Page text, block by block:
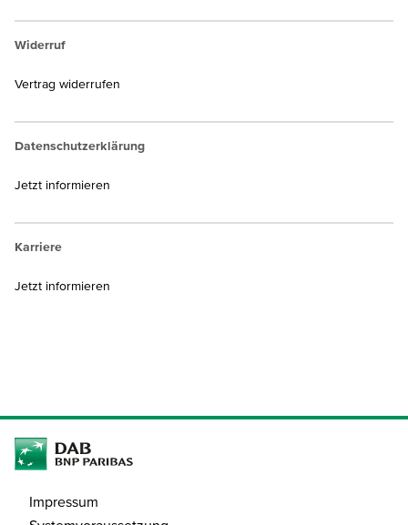
Widerruf
Vertrag widerrufen
Datenschutzerklärung
Jetzt informieren
Karriere
Jetzt informieren
Impressum